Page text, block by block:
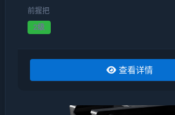
前握把
2级
查看详情